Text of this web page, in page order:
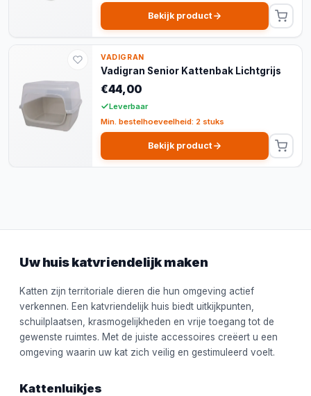
Bekijk product
VADIGRAN
Vadigran Senior Kattenbak Lichtgrijs
€44,00
Leverbaar
Min. bestelhoeveelheid: 2 stuks
Bekijk product
Uw huis katvriendelijk maken
Katten zijn territoriale dieren die hun omgeving actief
verkennen. Een katvriendelijk huis biedt uitkijkpunten,
schuilplaatsen, krasmogelijkheden en vrije toegang tot de
gewenste ruimtes. Met de juiste accessoires creëert u een
omgeving waarin uw kat zich veilig en gestimuleerd voelt.
Kattenluikjes